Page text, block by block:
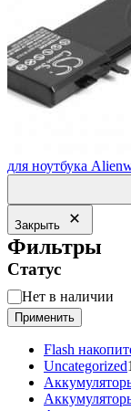
для ноутбука
Закрыть
Фильтры
Статус
Статус
Нет в наличии
Применить
Flash
Uncategorized1